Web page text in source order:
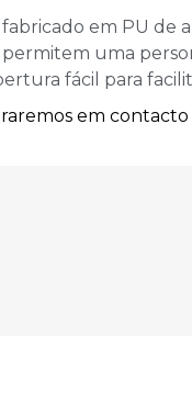
em PU de
uma
fácil para